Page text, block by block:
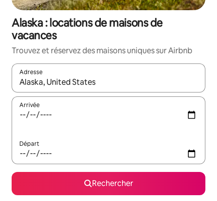
Alaska : locations de maisons de
vacances
Trouvez et réservez des maisons uniques sur Airbnb
Adresse
Lorsque les résultats s'affichent, utilisez les flèches vers le
Arrivée
Départ
Rechercher